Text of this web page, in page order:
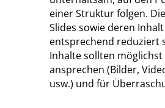
einer Struktur folgen.
Slides sowie deren
entsprechend reduziert
Inhalte sollten möglichst
ansprechen (Bilder,
usw.) und für